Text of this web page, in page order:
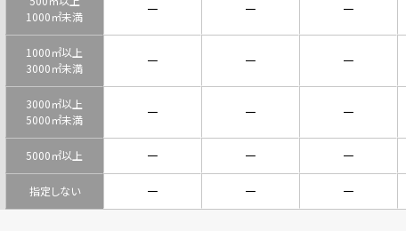
1000㎡未満
－ － －
1000㎡以上
3000㎡未満
－ － －
3000㎡以上
5000㎡未満
－ － －
5000㎡以上 － － －
指定しない － － －